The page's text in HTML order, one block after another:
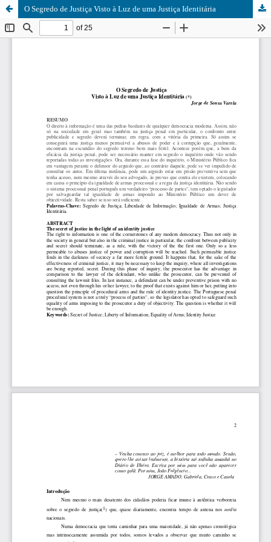
O Segredo de Justiça Visto à Luz de uma Justiça Identitária